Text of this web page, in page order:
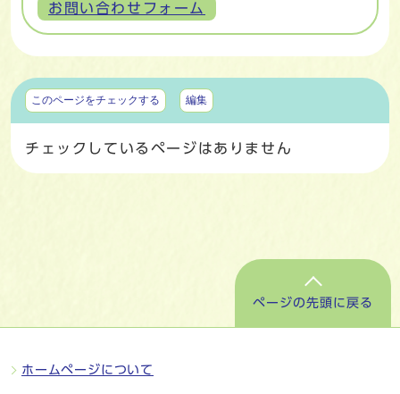
お問い合わせフォーム
マイページ
このページをチェックする 編集
チェックしているページはありません
ページの先頭に戻る
ホームページについて